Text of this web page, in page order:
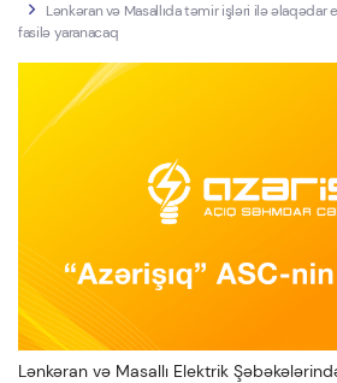
Lənkəran və Masallıda təmir işləri ilə
fasilə yaranacaq
Lənkəran və Masallı Elektrik